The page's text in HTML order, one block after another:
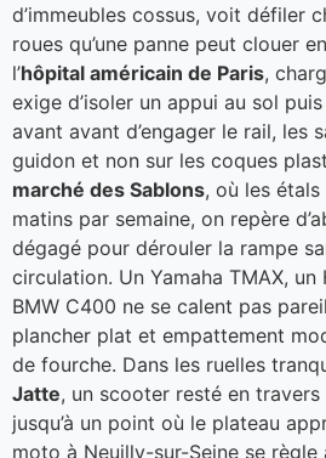
d’immeubles cossus, voit défiler
roues qu’une panne peut clouer
l’hôpital américain de Paris,
exige d’isoler un appui au sol
avant avant d’engager le rail, les
guidon et non sur les coques
marché des Sablons, où les
matins par semaine, on repère
dégagé pour dérouler la rampe
circulation. Un Yamaha TMAX, un
BMW C400 ne se calent pas
plancher plat et empattement
de fourche. Dans les ruelles
Jatte, un scooter resté en travers
jusqu’à un point où le plateau
moto à Neuilly-sur-Seine se